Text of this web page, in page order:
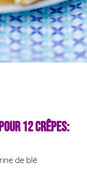
12 crêpes:
de blé